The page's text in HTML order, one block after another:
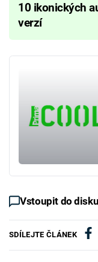
10 ikonických
verzí
Vstoupit do
SDÍLEJTE ČLÁNEK